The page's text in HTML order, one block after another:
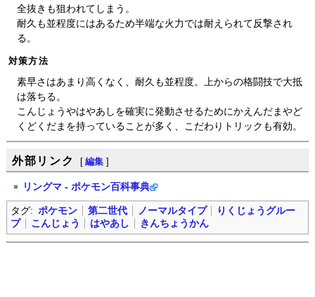
全抜きも狙われてしまう。
耐久も並程度にはあるため半端な火力では耐えられて反撃され
る。
対策方法
素早さはあまり高くなく、耐久も並程度。上からの格闘技で大抵
は落ちる。
こんじょうやはやあしを確実に発動させるためにかえんだまやど
くどくだまを持っていることが多く、こだわりトリックも有効。
外部リンク [ 編集 ]
リングマ - ポケモン百科事典
タグ: ポケモン 第二世代 ノーマルタイプ
りくじょうグルー
プ
こんじょう はやあし きんちょうかん